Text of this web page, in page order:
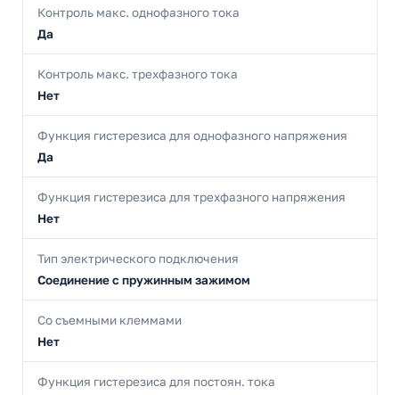
Контроль макс. однофазного тока
Да
Контроль макс. трехфазного тока
Нет
Функция гистерезиса для однофазного напряжения
Да
Функция гистерезиса для трехфазного напряжения
Нет
Тип электрического подключения
Соединение с пружинным зажимом
Со съемными клеммами
Нет
Функция гистерезиса для постоян. тока